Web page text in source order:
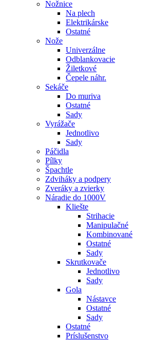
Nožnice
Na plech
Elektrikárske
Ostatné
Nože
Univerzálne
Odblankovacie
Žiletkové
Čepele náhr.
Sekáče
Do muriva
Ostatné
Sady
Vyrážače
Jednotlivo
Sady
Páčidla
Pílky
Špachtle
Zdviháky a podpery
Zveráky a zvierky
Náradie do 1000V
Kliešte
Strihacie
Manipulačné
Kombinované
Ostatné
Sady
Skrutkovače
Jednotlivo
Sady
Gola
Nástavce
Ostatné
Sady
Ostatné
Príslušenstvo